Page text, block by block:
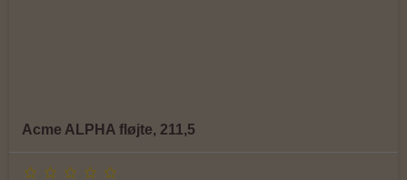
Acme ALPHA fløjte, 211,5